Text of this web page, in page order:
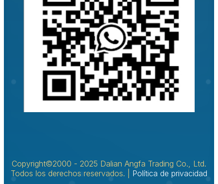
Copyright©2000 - 2025 Dalian Angfa Trading Co., Ltd.
Todos los derechos reservados. | Política de privacidad
DE